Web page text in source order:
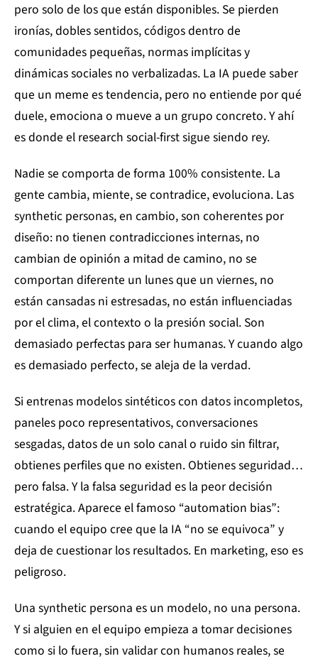
pero solo de los que están disponibles. Se pierden
ironías, dobles sentidos, códigos dentro de
comunidades pequeñas, normas implícitas y
dinámicas sociales no verbalizadas. La IA puede saber
que un meme es tendencia, pero no entiende por qué
duele, emociona o mueve a un grupo concreto. Y ahí
es donde el research social-first sigue siendo rey.
Nadie se comporta de forma 100% consistente. La
gente cambia, miente, se contradice, evoluciona. Las
synthetic personas, en cambio, son coherentes por
diseño: no tienen contradicciones internas, no
cambian de opinión a mitad de camino, no se
comportan diferente un lunes que un viernes, no
están cansadas ni estresadas, no están influenciadas
por el clima, el contexto o la presión social. Son
demasiado perfectas para ser humanas. Y cuando algo
es demasiado perfecto, se aleja de la verdad.
Si entrenas modelos sintéticos con datos incompletos,
paneles poco representativos, conversaciones
sesgadas, datos de un solo canal o ruido sin filtrar,
obtienes perfiles que no existen. Obtienes seguridad…
pero falsa. Y la falsa seguridad es la peor decisión
estratégica. Aparece el famoso “automation bias”:
cuando el equipo cree que la IA “no se equivoca” y
deja de cuestionar los resultados. En marketing, eso es
peligroso.
Una synthetic persona es un modelo, no una persona.
Y si alguien en el equipo empieza a tomar decisiones
como si lo fuera, sin validar con humanos reales, se